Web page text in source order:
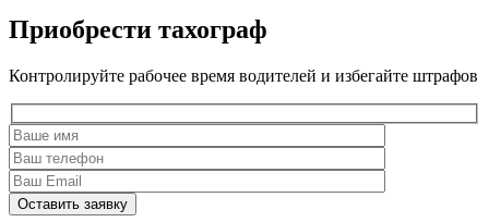
Приобрести тахограф
Контролируйте рабочее время водителей и избегайте штрафов